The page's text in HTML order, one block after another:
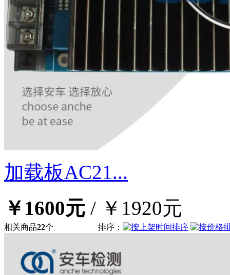
加载板AC21...
￥1600元 / ￥1920元
相关商品22个 排序：